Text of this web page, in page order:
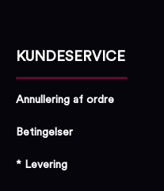
KUNDESERVICE
Annullering af ordre
Betingelser
* Levering